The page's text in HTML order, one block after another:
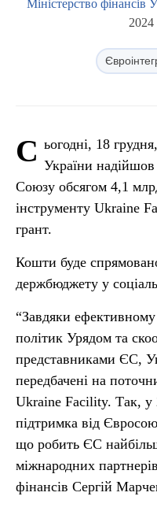
Міністерство фінансів
2024
С ьогодні, 18
України
Союзу обсягом 4,1
інструменту Ukraine
грант.
Кошти буде
держбюджету у
“Завдяки
політик Урядом та
представниками ЄС,
передбачені на
Ukraine Facility. Так, у
підтримка від
що робить ЄС
міжнародних
фінансів Сергій